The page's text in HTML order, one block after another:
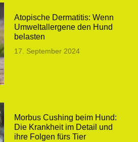
Atopische Dermatitis: Wenn
Umweltallergene den Hund
belasten
17. September 2024
Morbus Cushing beim Hund:
Die Krankheit im Detail und
ihre Folgen fürs Tier